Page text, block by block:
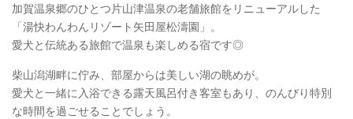
加賀温泉郷のひとつ片山津温泉の老舗旅館をリニューアルした
「湯快わんわんリゾート矢田屋松濤園」。
愛犬と伝統ある旅館で温泉も楽しめる宿です◎
柴山潟湖畔に佇み、部屋からは美しい湖の眺めが。
愛犬と一緒に入浴できる露天風呂付き客室もあり、のんびり特別
な時間を過ごせることでしょう。